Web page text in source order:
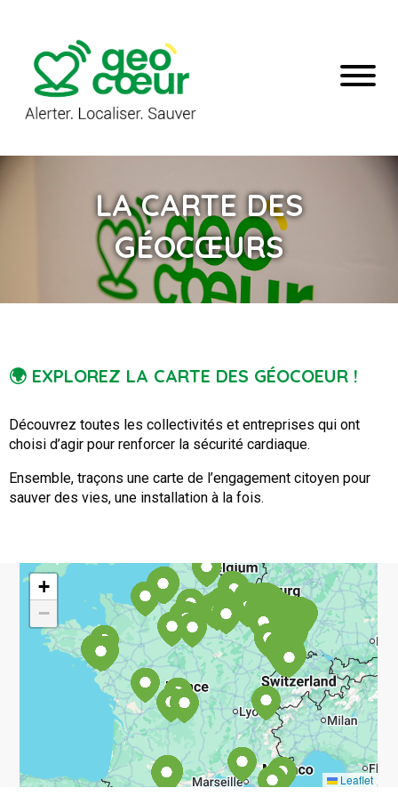
LA CARTE DES
GÉOCŒURS
🌍 EXPLOREZ LA CARTE DES GÉOCOEUR !
Découvrez toutes les collectivités et entreprises qui ont
choisi d’agir pour renforcer la sécurité cardiaque.
Ensemble, traçons une carte de l’engagement citoyen pour
sauver des vies, une installation à la fois.